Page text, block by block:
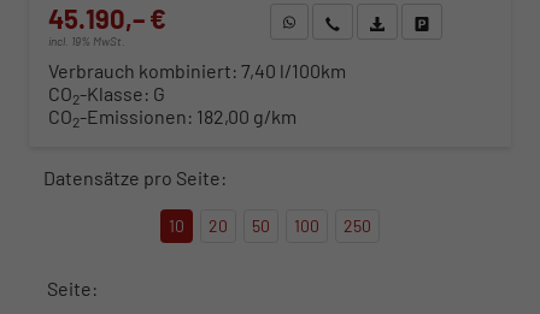
45.190,– €
incl. 19% MwSt.
WhatsApp anfragen
Wir rufen Sie anFahrzeugexposé (PDF)
Verbrauch kombiniert: 7,40 l/100km
CO2-Klasse: G
CO2-Emissionen: 182,00 g/km
Datensätze pro Seite:
10 20 50 100 250
Seite: